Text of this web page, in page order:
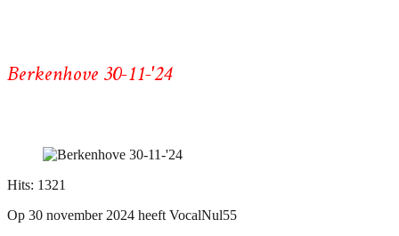
Berkenhove 30-11-'24
Hits: 1321
Op 30 november 2024 heeft VocalNul55